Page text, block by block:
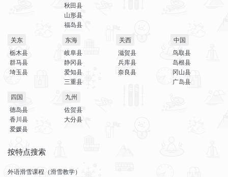
秋田县
山形县
福岛县
关东
栃木县
群马县
埼玉县
东海
岐阜县
静冈县
爱知县
三重县
关西
滋贺县
兵库县
奈良县
中国
鸟取县
岛根县
冈山县
广岛县
四国
德岛县
香川县
爱媛县
九州
佐贺县
大分县
按特点搜索
外语滑雪课程（滑雪教学）